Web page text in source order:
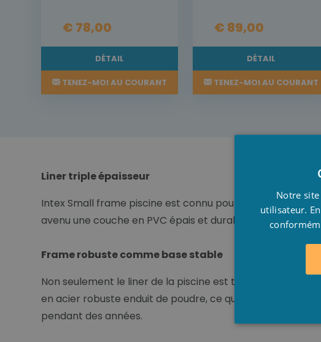
€ 78,00
DÉTAIL
TENEZ-MOI AU COURANT
€ 89,00
DÉTAIL
TENEZ-MOI AU COURANT
Liner triple épaisseur
Intex Small frame piscine est connu pour une haute
avenu une couche en PVC épais et durables des deux
Frame robuste comme base stable
Non seulement le liner de la piscine est très solide, mais
en acier robuste enduit de poudre, ce qui le rend très
pendant des années.
Notre
utilisateur.